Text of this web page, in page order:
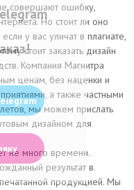
совершают ошибку,
Но стоит ли оно
у вас уличат в плагиате,
стоит заказать дизайн
Компания Магнитра
ценам, без наценки и
а также частными
мы можем прислать
дизайном для
не много времени.
результат в
продукцией. Мы